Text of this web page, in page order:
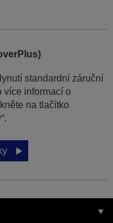
standardní záruční
více informací o
na tlačítko